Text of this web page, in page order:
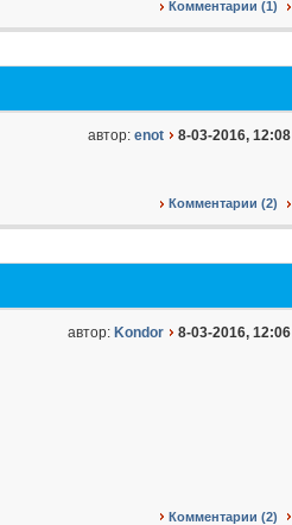
Комментарии (1)
автор: enot 8-03-2016, 12:08
Комментарии (2)
автор: Kondor 8-03-2016, 12:06
Комментарии (2)